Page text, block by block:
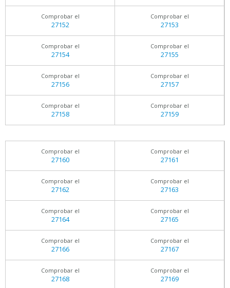
Comprobar el
27152
Comprobar el
27153
Comprobar el
27154
Comprobar el
27155
Comprobar el
27156
Comprobar el
27157
Comprobar el
27158
Comprobar el
27159
Comprobar el
27160
Comprobar el
27161
Comprobar el
27162
Comprobar el
27163
Comprobar el
27164
Comprobar el
27165
Comprobar el
27166
Comprobar el
27167
Comprobar el
27168
Comprobar el
27169